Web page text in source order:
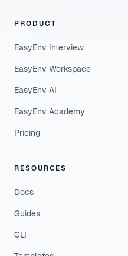
PRODUCT
EasyEnv Interview
EasyEnv Workspace
EasyEnv AI
EasyEnv Academy
Pricing
RESOURCES
Docs
Guides
CLI